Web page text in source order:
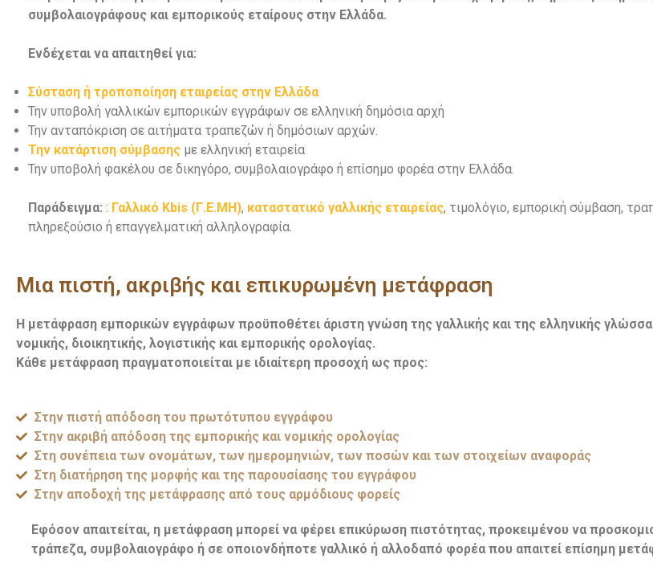
συμβολαιογράφους και εμπορικούς εταίρους στην Ελλάδα.
Ενδέχεται να απαιτηθεί για:
Σύσταση ή τροποποίηση εταιρείας στην Ελλάδα
Την υποβολή γαλλικών εμπορικών εγγράφων σε ελληνική δημόσια αρχή
Την ανταπόκριση σε αιτήματα τραπεζών ή δημόσιων αρχών.
Την κατάρτιση σύμβασης με ελληνική εταιρεία
Την υποβολή φακέλου σε δικηγόρο, συμβολαιογράφο ή επίσημο φορέα στην Ελλάδα.
Παράδειγμα: : Γαλλικό Kbis (Γ.Ε.ΜΗ), καταστατικό γαλλικής εταιρείας, τιμολόγιο, εμπορική σύμβαση,
πληρεξούσιο ή επαγγελματική αλληλογραφία.
Μια πιστή, ακριβής και επικυρωμένη μετάφραση
Η μετάφραση εμπορικών εγγράφων προϋποθέτει άριστη γνώση της γαλλικής και της ελληνικής
νομικής, διοικητικής, λογιστικής και εμπορικής ορολογίας.
Κάθε μετάφραση πραγματοποιείται με ιδιαίτερη προσοχή ως προς:
Στην πιστή απόδοση του πρωτότυπου εγγράφου
Στην ακριβή απόδοση της εμπορικής και νομικής ορολογίας
Στη συνέπεια των ονομάτων, των ημερομηνιών, των ποσών και των στοιχείων αναφοράς
Στη διατήρηση της μορφής και της παρουσίασης του εγγράφου
Στην αποδοχή της μετάφρασης από τους αρμόδιους φορείς
Εφόσον απαιτείται, η μετάφραση μπορεί να φέρει επικύρωση πιστότητας, προκειμένου να
τράπεζα, συμβολαιογράφο ή σε οποιονδήποτε γαλλικό ή αλλοδαπό φορέα που απαιτεί επίσημη